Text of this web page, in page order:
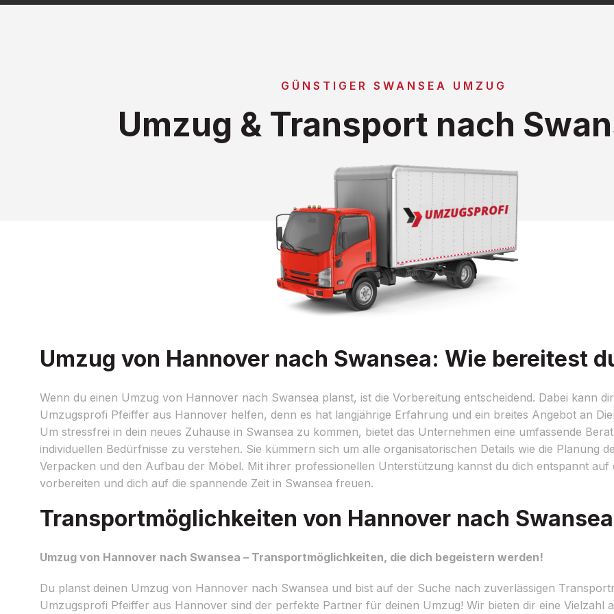
GÜNSTIGER SWANSEA UMZUG
Umzug & Transport nach
Umzug von Hannover nach Swansea: Wie bereitest
Wenn du einen Umzug von Hannover nach Swansea planst, ist die Vorbereitung entscheidend. Dabei kann
Umzugsprofi Pfeiffer aus Hannover helfen, denn es hat langjährige Erfahrung und ein breites Angebot an
Um stressfrei in dein neues Zuhause in Swansea zu kommen, bietet das Unternehmen eine umfassende
individuellen Bedürfnisse zu verstehen. Sie kümmern sich um alle organisatorischen Details wie die Planung
Verpacken und den Aufbau der Möbel. Mit ihrer professionellen Unterstützung kannst du dich entspannt auf
vorbereiten und dich auf die spannende Zeit in Swansea freuen.
Transportmöglichkeiten von Hannover nach Swansea
Umzug von Hannover nach Swansea – Transportmöglichkeiten, die dich begeistern werden!
Du planst deinen Umzug von Hannover nach Swansea und bist auf der Suche nach zuverlässigen
Umzugsprofi Pfeiffer aus Hannover sind der perfekte Partner für deinen Umzug! Wir bieten dir eine Vielzahl